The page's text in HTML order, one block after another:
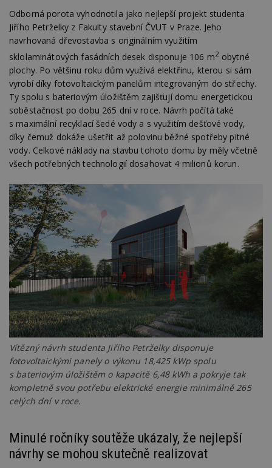
Odborná porota vyhodnotila jako nejlepší projekt studenta
Jiřího Petrželky z Fakulty stavební ČVUT v Praze. Jeho
navrhovaná dřevostavba s originálním využitím
sklolaminátových fasádních desek disponuje 106 m2obytné
plochy. Po většinu roku dům využívá elektřinu, kterou si sám
vyrobí díky fotovoltaickým panelům integrovaným do střechy.
Ty spolu s bateriovým úložištěm zajišťují domu energetickou
soběstačnost po dobu 265 dní v roce. Návrh počítá také
s maximální recyklací šedé vody a s využitím dešťové vody,
díky čemuž dokáže ušetřit až polovinu běžné spotřeby pitné
vody. Celkové náklady na stavbu tohoto domu by měly včetně
všech potřebných technologií dosahovat 4 milionů korun.
Vítězný návrh studenta Jiřího Petrželky disponuje
fotovoltaickými panely o výkonu 18,425 kWp spolu
s bateriovým úložištěm o kapacitě 6,48 kWh a pokryje tak
kompletně svou potřebu elektrické energie minimálně 265
celých dní v roce.
Minulé ročníky soutěže ukázaly, že nejlepší
návrhy se mohou skutečně realizovat